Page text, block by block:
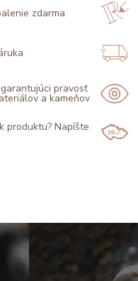
zdarma
pravosť
a kameňov
produktu? Napíšte